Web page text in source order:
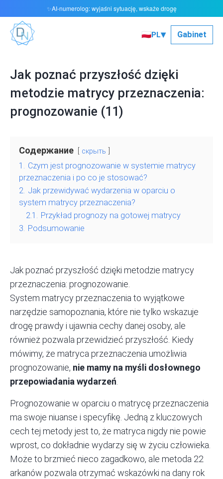
🇵🇱PL▾ Gabinet
Jak poznać przyszłość dzięki
metodzie matrycy przeznaczenia:
prognozowanie (11)
Содержание скрыть
1. Czym jest prognozowanie w systemie matrycy
przeznaczenia i po co je stosować?
2. Jak przewidywać wydarzenia w oparciu o
system matrycy przeznaczenia?
2.1. Przykład prognozy na gotowej matrycy
3. Podsumowanie
Jak poznać przyszłość dzięki metodzie matrycy
przeznaczenia: prognozowanie.
System matrycy przeznaczenia to wyjątkowe
narzędzie samopoznania, które nie tylko wskazuje
drogę prawdy i ujawnia cechy danej osoby, ale
również pozwala przewidzieć przyszłość. Kiedy
mówimy, że matryca przeznaczenia umożliwia
prognozowanie, nie mamy na myśli dosłownego
przepowiadania wydarzeń.
Prognozowanie w oparciu o matrycę przeznaczenia
ma swoje niuanse i specyfikę. Jedną z kluczowych
cech tej metody jest to, że matryca nigdy nie powie
wprost, co dokładnie wydarzy się w życiu człowieka.
Może to brzmieć nieco zagadkowo, ale metoda 22
arkanów pozwala otrzymać wskazówki na dany rok
✨AI-numerolog: wyjaśni sytuację, wskaże drogę